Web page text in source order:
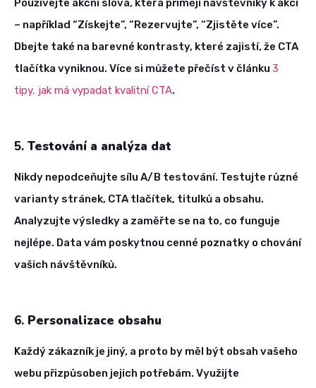
Používejte akční slova, která přimějí návštěvníky k akci
– například “Získejte”, “Rezervujte”, “Zjistěte více”.
Dbejte také na barevné kontrasty, které zajistí, že CTA
tlačítka vyniknou. Více si můžete přečíst v článku 3
tipy, jak má vypadat kvalitní CTA.
5. Testování a analýza dat
Nikdy nepodceňujte sílu A/B testování. Testujte různé
varianty stránek, CTA tlačítek, titulků a obsahu.
Analyzujte výsledky a zaměřte se na to, co funguje
nejlépe. Data vám poskytnou cenné poznatky o chování
vašich návštěvníků.
6. Personalizace obsahu
Každý zákazník je jiný, a proto by měl být obsah vašeho
webu přizpůsoben jejich potřebám. Využijte